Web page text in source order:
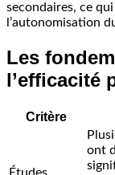
secondaires, ce
l’autonomisation
Les
l’efficacité
Critère
ont